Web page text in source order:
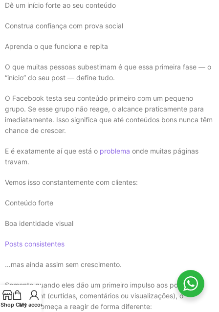
Dê um início forte ao seu conteúdo
Construa confiança com prova social
Aprenda o que funciona e repita
O que muitas pessoas subestimam é que essa primeira fase — o
“início” do seu post — define tudo.
O Facebook testa seu conteúdo primeiro com um pequeno
grupo. Se esse grupo não reage, o alcance praticamente para
imediatamente. Isso significa que até conteúdos bons nunca têm
chance de crescer.
E é exatamente aí que está o problema onde muitas páginas
travam.
Vemos isso constantemente com clientes:
Conteúdo forte
Boa identidade visual
Posts consistentes
…mas ainda assim sem crescimento.
Somente quando eles dão um primeiro impulso aos posts com
engagement (curtidas, comentários ou visualizações), o
algoritmo começa a reagir de forma diferente:
Shop Cart
My account